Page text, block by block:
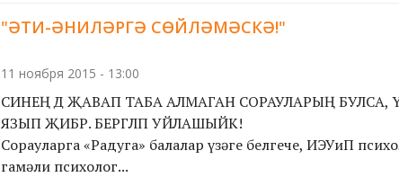
"ӘТИ-ӘНИЛӘРГӘ СӨЙЛӘМӘСКӘ!"
11 ноября 2015 - 13:00
СИНЕҢ ДӘ ҖАВАП ТАБА АЛМАГАН СОРАУЛАРЫҢ БУЛСА,
ЯЗЫП ҖИБӘР. БЕРГӘЛӘП УЙЛАШЫЙК!
Сорауларга «Радуга» балалар үзәге белгече, ИЭУиП
гамәли психолог...